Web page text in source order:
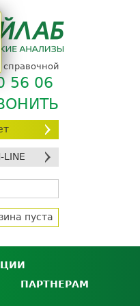
LINE
пуста
56 06
ПАРТНЕРАМ